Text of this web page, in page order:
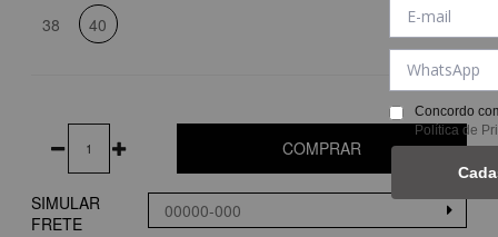
38 40
COMPRAR
SIMULAR
FRETE
Concordo
Política de